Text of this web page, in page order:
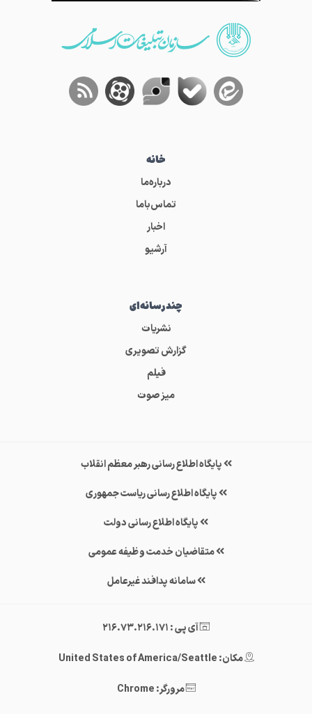
خانه
درباره‌ما
تماس‌باما
اخبار
آرشیو
چندرسانه‌ای
نشریات
گزارش تصویری
فیلم
میز صوت
پایگاه اطلاع رسانی رهبر معظم انقلاب
پایگاه اطلاع رسانی ریاست جمهوری
پایگاه اطلاع رسانی دولت
متقاضیان خدمت وظیفه عمومی
سامانه پدافند غیرعامل
آی پی : 216.73.216.171
مکان: United States of America/Seattle
مرورگر: Chrome